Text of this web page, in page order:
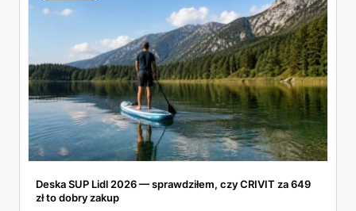
Deska SUP Lidl 2026 — sprawdziłem, czy CRIVIT za 649
zł to dobry zakup